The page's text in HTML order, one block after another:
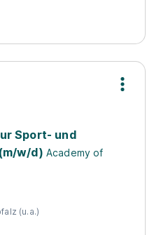
Sport- und
w/d) Academy of
(u.a.)